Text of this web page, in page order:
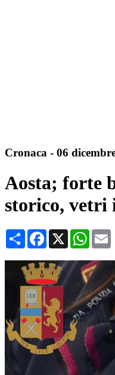
Cronaca - 06
Aosta; forte
storico,
CondividiFacebook
X